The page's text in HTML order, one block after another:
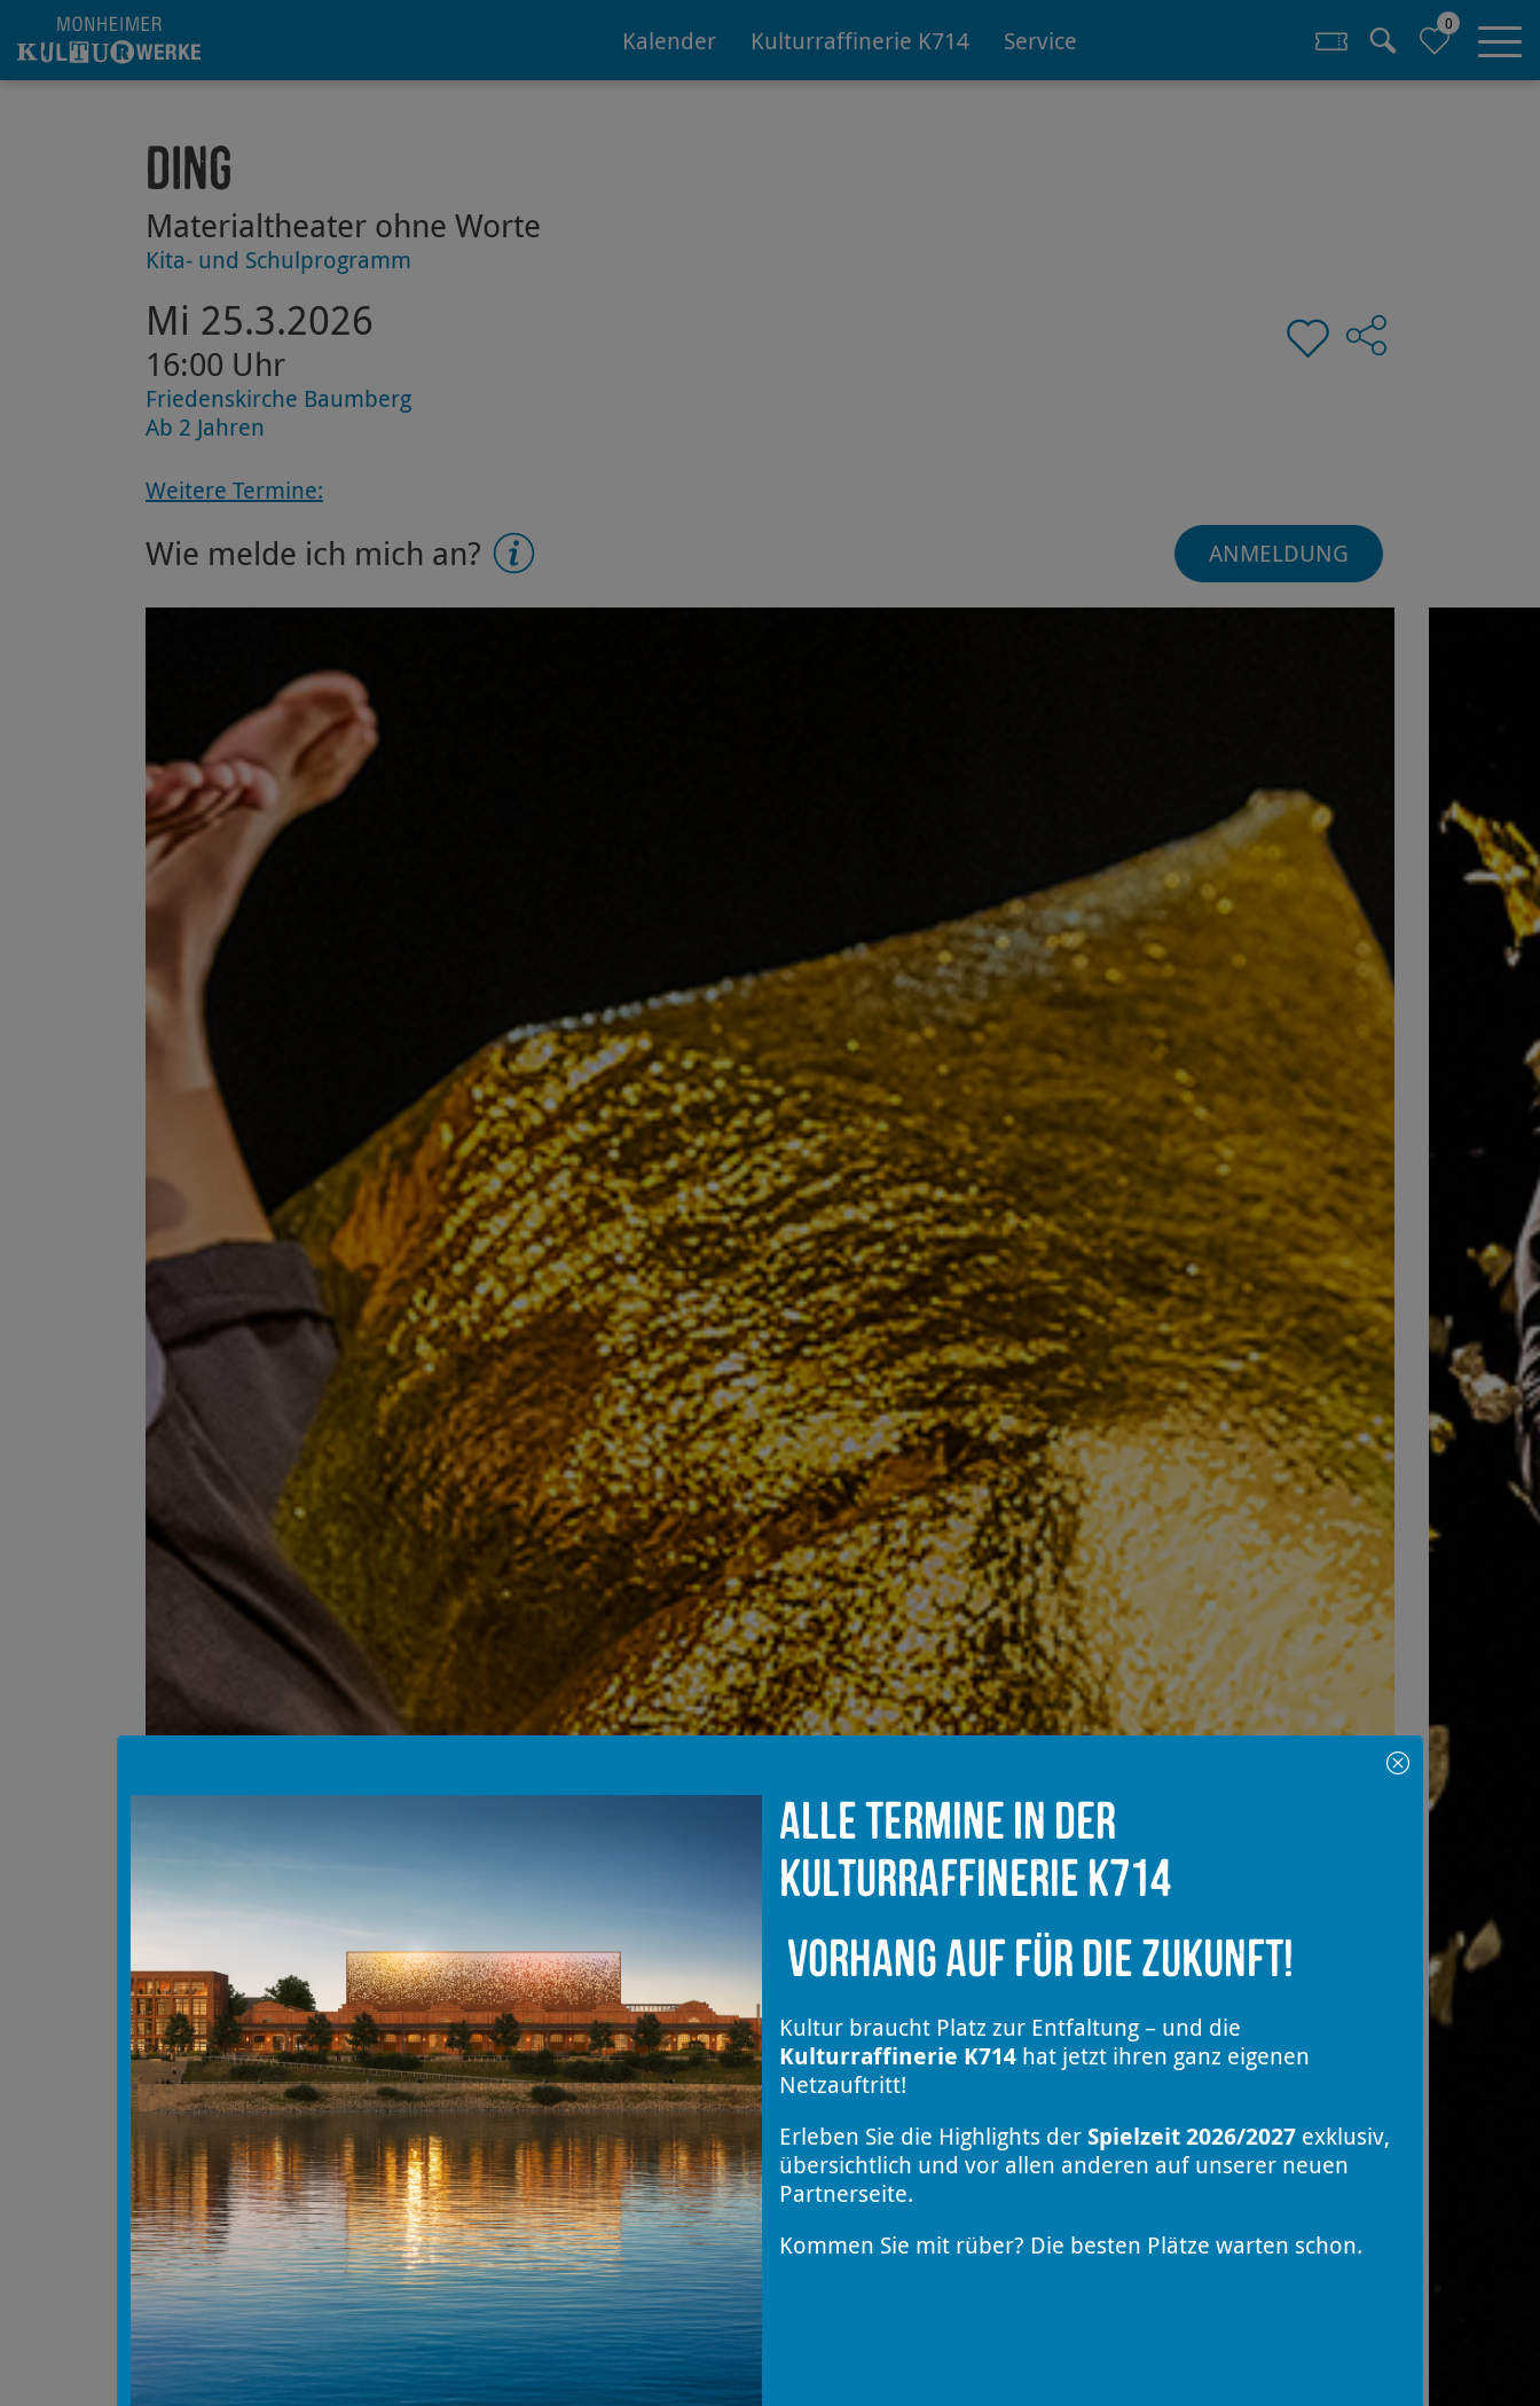
Hauptregion der Seite anspringen
Kalender Kulturraffinerie K714 Service
0
Ding
Materialtheater ohne Worte
Kita- und Schulprogramm
Mi 25.3.2026
16:00 Uhr
Friedenskirche Baumberg
Ab 2 Jahren
Weitere Termine:
Wie melde ich mich an? ANMELDUNG
Alle Termine in der
Kulturraffinerie K714
Vorhang auf für die Zukunft!
Kultur braucht Platz zur Entfaltung – und die
Kulturraffinerie K714hat jetzt ihren ganz eigenen
Netzauftritt!
Erleben Sie die Highlights der Spielzeit 2026/2027exklusiv,
übersichtlich und vor allen anderen auf unserer neuen
Partnerseite.
Kommen Sie mit rüber? Die besten Plätze warten schon.